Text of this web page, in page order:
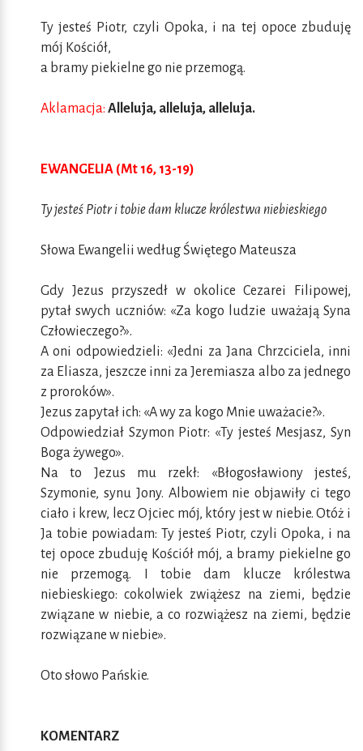
Ty jesteś Piotr, czyli Opoka, i na tej opoce zbuduję
mój Kościół,
a bramy piekielne go nie przemogą.
Aklamacja: Alleluja, alleluja, alleluja.
EWANGELIA (Mt 16, 13-19)
Ty jesteś Piotr i tobie dam klucze królestwa niebieskiego
Słowa Ewangelii według Świętego Mateusza
Gdy Jezus przyszedł w okolice Cezarei Filipowej,
pytał swych uczniów: «Za kogo ludzie uważają Syna
Człowieczego?».
A oni odpowiedzieli: «Jedni za Jana Chrzciciela, inni
za Eliasza, jeszcze inni za Jeremiasza albo za jednego
z proroków».
Jezus zapytał ich: «A wy za kogo Mnie uważacie?».
Odpowiedział Szymon Piotr: «Ty jesteś Mesjasz, Syn
Boga żywego».
Na to Jezus mu rzekł: «Błogosławiony jesteś,
Szymonie, synu Jony. Albowiem nie objawiły ci tego
ciało i krew, lecz Ojciec mój, który jest w niebie. Otóż i
Ja tobie powiadam: Ty jesteś Piotr, czyli Opoka, i na
tej opoce zbuduję Kościół mój, a bramy piekielne go
nie przemogą. I tobie dam klucze królestwa
niebieskiego: cokolwiek zwiążesz na ziemi, będzie
związane w niebie, a co rozwiążesz na ziemi, będzie
rozwiązane w niebie».
Oto słowo Pańskie.
KOMENTARZ